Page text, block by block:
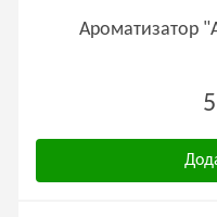
Ароматизатор